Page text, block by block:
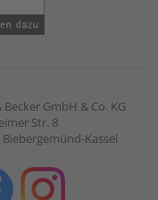
Becker GmbH & Co. KG
Str. 8
Biebergemünd-Kassel